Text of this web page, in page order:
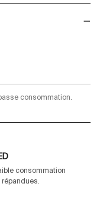
consommation.
consommation